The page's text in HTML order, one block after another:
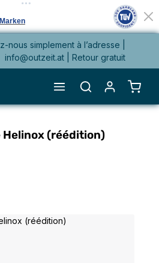
nous simplement à l’adresse |
info@outzeit.at
| Retour gratuit
Le
Helinox (réédition)